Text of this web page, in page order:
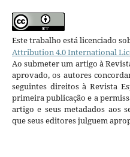
Este trabalho está licenciado
Attribution 4.0 International
Ao submeter um artigo à
aprovado, os autores
seguintes direitos à Revista
primeira publicação e a
artigo e seus metadados aos
que seus editores julguem